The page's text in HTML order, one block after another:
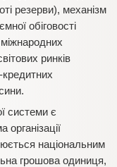
резерви), механізм
обіговості
ринків
системи є
національним
грошова одиниця,